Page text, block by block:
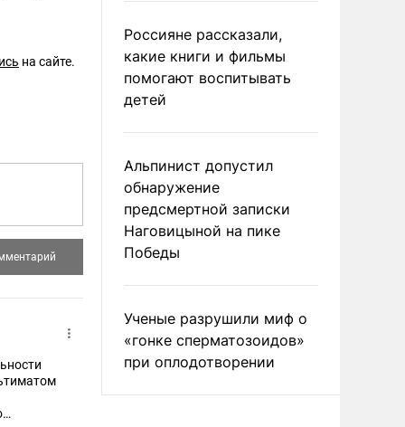
на сайте.
Россияне рассказали,
какие книги и фильмы
помогают воспитывать
детей
Альпинист допустил
обнаружение
предсмертной записки
Наговицыной на пике
Победы
Ученые разрушили миф о
«гонке сперматозоидов»
при оплодотворении